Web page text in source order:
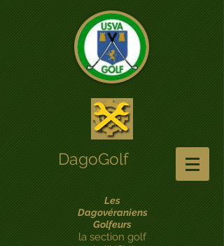
DagoGolf
Les
Dagovéraniens
Golfeurs
la section golf